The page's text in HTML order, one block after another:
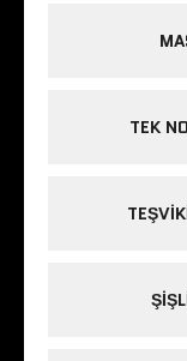
TEK